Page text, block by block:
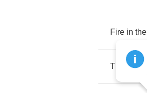
Fire in the
The world